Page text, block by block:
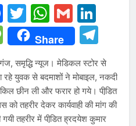
Facebook
TwitterGmail
Message
Share
समृद्धि न्यूज। मेडिकल स्टोर से
रहे युवक से बदमाशों ने मोबाइल, नकदी
छीन ली और फरार हो गये। पीडि़त
को तहरीर देकर कार्यवाही की मांग की
गयी तहरीर में पीडि़त ह्रदयेश कुमार